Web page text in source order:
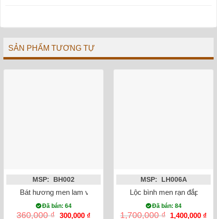
SẢN PHẨM TƯƠNG TỰ
MSP: BH002
Bát hương men lam vẽ rồng ánh kim phi 20
Đã bán: 64
360,000₫ Giá
300,000 ₫Giá
MSP: LH006A
Lộc bình men rạn đắp nổi
Đã bán: 84
1,700,000₫
Giá
1,400,000 ₫